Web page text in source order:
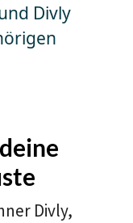
Divly
Divly,